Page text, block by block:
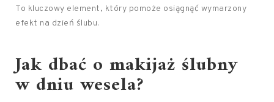
To kluczowy element, który pomoże osiągnąć wymarzony
efekt na dzień ślubu.
Jak dbać o makijaż ślubny
w dniu wesela?